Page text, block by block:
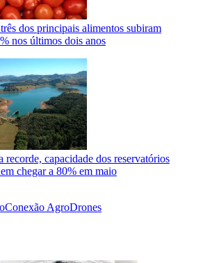
dos principais alimentos subiram
nos últimos dois anos
recorde, capacidade dos reservatórios
chegar a 80% em maio
Conexão AgroDrones